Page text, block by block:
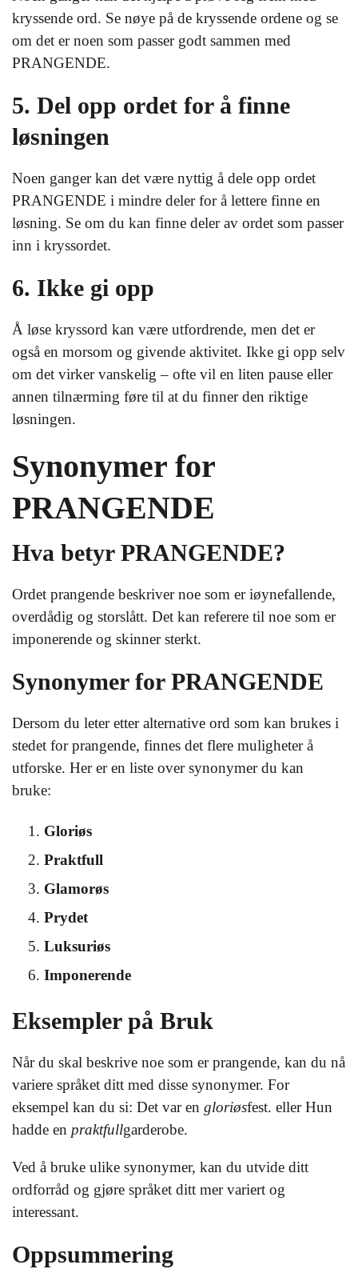
kryssende ord. Se nøye på de kryssende ordene og se
om det er noen som passer godt sammen med
PRANGENDE.
5. Del opp ordet for å finne
løsningen
Noen ganger kan det være nyttig å dele opp ordet
PRANGENDE i mindre deler for å lettere finne en
løsning. Se om du kan finne deler av ordet som passer
inn i kryssordet.
6. Ikke gi opp
Å løse kryssord kan være utfordrende, men det er
også en morsom og givende aktivitet. Ikke gi opp selv
om det virker vanskelig – ofte vil en liten pause eller
annen tilnærming føre til at du finner den riktige
løsningen.
Synonymer for
PRANGENDE
Hva betyr PRANGENDE?
Ordet prangende beskriver noe som er iøynefallende,
overdådig og storslått. Det kan referere til noe som er
imponerende og skinner sterkt.
Synonymer for PRANGENDE
Dersom du leter etter alternative ord som kan brukes i
stedet for prangende, finnes det flere muligheter å
utforske. Her er en liste over synonymer du kan
bruke:
Gloriøs
Praktfull
Glamorøs
Prydet
Luksuriøs
Imponerende
Eksempler på Bruk
Når du skal beskrive noe som er prangende, kan du nå
variere språket ditt med disse synonymer. For
eksempel kan du si: Det var en gloriøsfest. eller Hun
hadde en praktfullgarderobe.
Ved å bruke ulike synonymer, kan du utvide ditt
ordforråd og gjøre språket ditt mer variert og
interessant.
Oppsummering